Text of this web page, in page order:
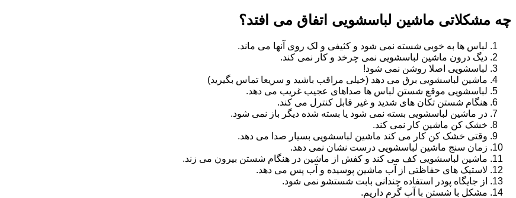
چه مشکلاتی ماشین لباسشویی اتفاق می افتد؟
لباس ها به خوبی شسته نمی شود و کثیفی و لک روی آنها می ماند.
دیگ درون ماشین لباسشویی نمی چرخد و کار نمی کند.
لباسشویی اصلا روشن نمی شود!
ماشین لباسشویی برق می دهد (خیلی مراقب باشید و سریعا تماس بگیرید)
لباسشویی موقع شستن لباس ها صداهای عجیب غریب می دهد.
هنگام شستن تکان های شدید و غیر قابل کنترل می کند.
در ماشین لباسشویی بسته نمی شود یا بسته شده دیگر باز نمی شود.
خشک کن ماشین کار نمی کند.
وقتی خشک کن کار می کند ماشین لباسشویی بسیار صدا می دهد.
زمان سنج ماشین لباسشویی درست نشان نمی دهد.
ماشین لباسشویی کف می کند و کفش از ماشین در هنگام شستن بیرون می زند.
لاستیک های حفاظتی از آب ماشین پوسیده و آب پس می دهد.
از جایگاه پودر استفاده چندانی بابت شستشو نمی شود.
مشکل با شستن با آب گرم داریم.